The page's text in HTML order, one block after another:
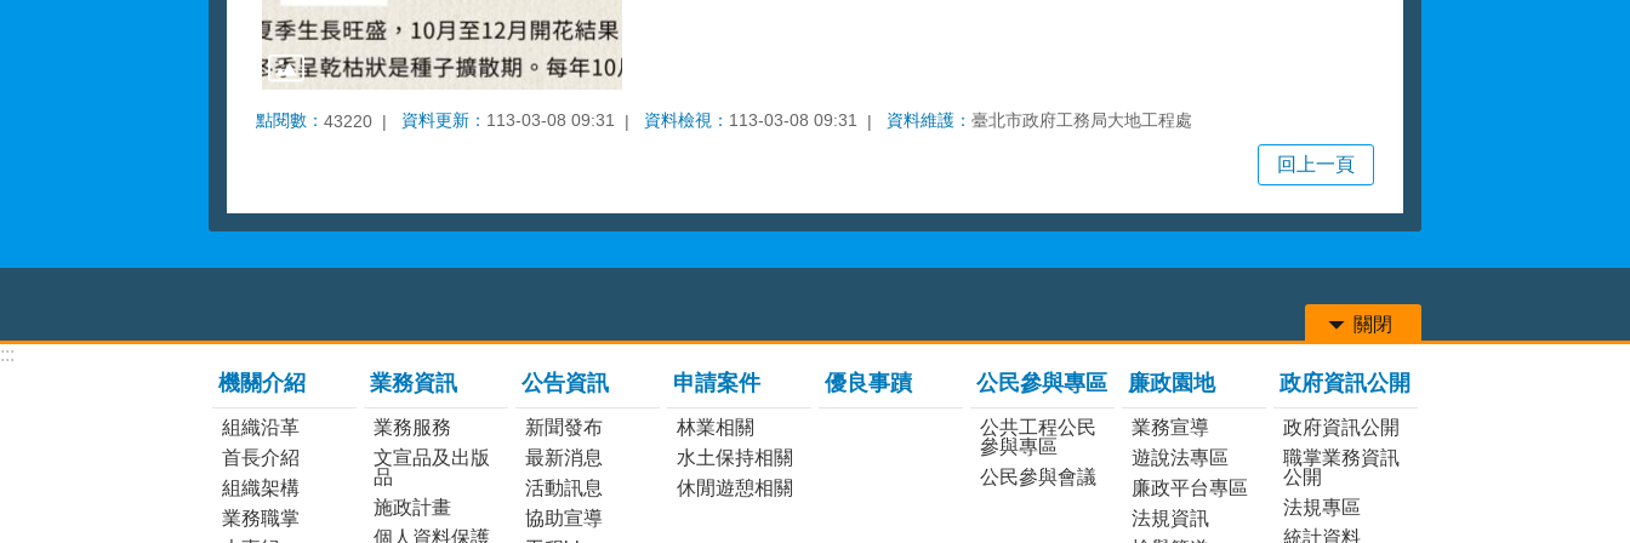
點閱數： 43220 資料更新： 113-03-08 09:31 資料檢視： 113-03-08 09:31 資料維護： 臺北市政府工務局大地工程處
回上一頁
關閉
:::
機關介紹
組織沿革
首長介紹
組織架構
業務職掌
業務資訊
業務服務
文宣品及出版
品
施政計畫
個人資料保護
公告資訊
新聞發布
最新消息
活動訊息
協助宣導
申請案件
林業相關
水土保持相關
休閒遊憩相關
優良事蹟 公民參與專區
公共工程公民
參與專區
公民參與會議
廉政園地
業務宣導
遊說法專區
廉政平台專區
法規資訊
政府資訊公開
政府資訊公開
職掌業務資訊
公開
法規專區
統計資料